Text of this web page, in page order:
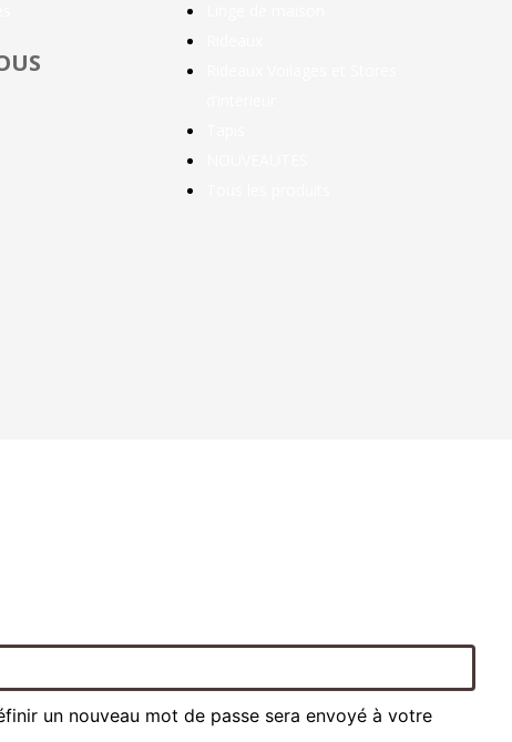
un nouveau mot de passe sera envoyé à votre